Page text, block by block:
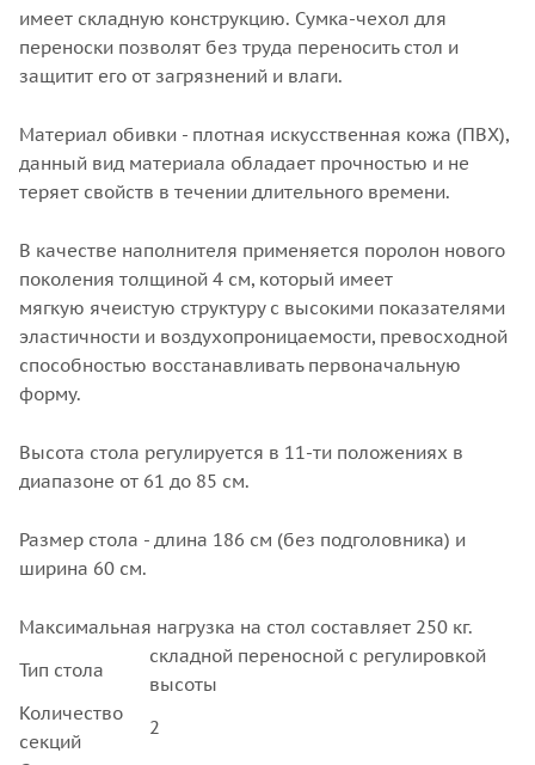
имеет складную конструкцию. Сумка-чехол для
переноски позволят без труда переносить стол и
защитит его от загрязнений и влаги.
Материал обивки - плотная искусственная кожа (ПВХ),
данный вид материала обладает прочностью и не
теряет свойств в течении длительного времени.
В качестве наполнителя применяется поролон нового
поколения толщиной 4 см, который имеет
мягкую ячеистую структуру с высокими показателями
эластичности и воздухопроницаемости, превосходной
способностью восстанавливать первоначальную
форму.
Высота стола регулируется в 11-ти положениях в
диапазоне от 61 до 85 см.
Размер стола - длина 186 см (без подголовника) и
ширина 60 см.
Максимальная нагрузка на стол составляет 250 кг.
Тип стола
складной переносной с регулировкой
высоты
Количество
секций
2